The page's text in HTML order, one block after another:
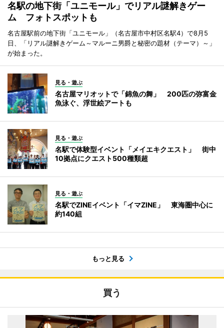
名駅の地下街「ユニモール」でリアル謎解きゲー
ム フォトスポットも
名古屋駅前の地下街「ユニモール」（名古屋市中村区名駅4）で8月5
日、「リアル謎解きゲーム～マルーニ男爵と秘密の題材（テーマ）～」
が始まった。
見る・遊ぶ
名古屋マリオットで「錦魚の舞」 200匹の弥富金
魚泳ぐ、浮世絵アートも
見る・遊ぶ
名駅で体験型イベント「メイエキクエスト」 街中
10拠点にクエスト500種類超
見る・遊ぶ
名駅でZINEイベント「イマZINE」 東海圏中心に
約140組
もっと見る
買う